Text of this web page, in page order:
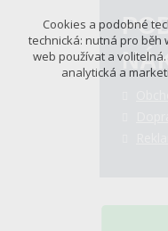
Cookies a podobné
technická: nutná pro běh
web používat a
analytická a